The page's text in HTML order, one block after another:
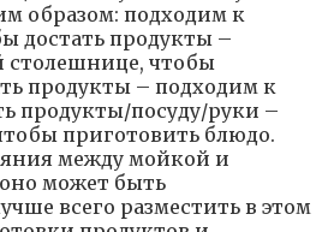
образом: подходим к
достать продукты –
столешнице, чтобы
продукты – подходим к
продукты/посуду/руки –
приготовить блюдо.
между мойкой и
может быть
всего разместить в этом